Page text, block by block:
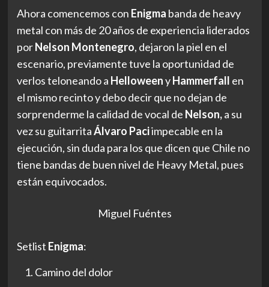
Ahora comencemos con Enigma banda de heavy
metal con más de 20 años de experiencia liderados
porNelson Montenegro, dejaron la piel en el
escenario, previamente tuve la oportunidad de
verlos teloneando a HelloweenyHammerfall en
el mismo recinto y debo decir que no dejan de
sorprenderme la calidad de vocal de Nelson,a su
vez su guitarritaÁlvaro Paciimpecable en la
ejecución, sin duda para los que dicen que Chile no
tiene bandas de buen nivel de Heavy Metal, pues
están equivocados.
Miguel Fuéntes
Setlist Enigma:
Camino del dolor